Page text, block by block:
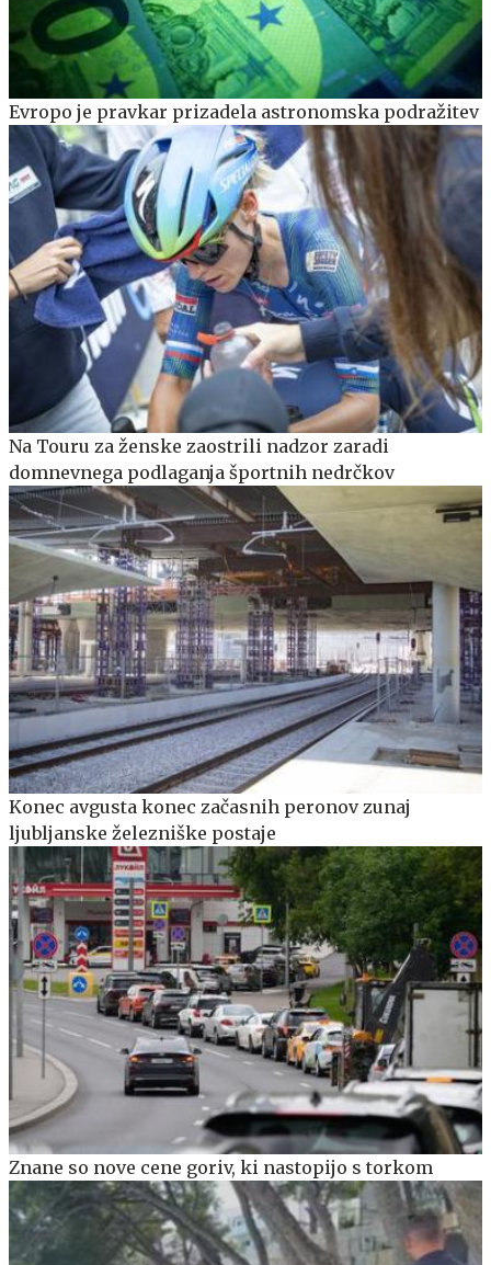
Evropo je pravkar prizadela astronomska podražitev
Na Touru za ženske zaostrili nadzor zaradi
domnevnega podlaganja športnih nedrčkov
Konec avgusta konec začasnih peronov zunaj
ljubljanske železniške postaje
Znane so nove cene goriv, ki nastopijo s torkom